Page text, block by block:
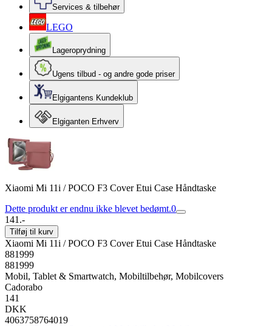
Services & tilbehør
LEGO
Lageroprydning
Ugens tilbud - og andre gode priser
Elgigantens Kundeklub
Elgiganten Erhverv
Xiaomi Mi 11i / POCO F3 Cover Etui Case Håndtaske
Dette produkt er endnu ikke blevet bedømt.0
141.-
Tilføj til kurv
Xiaomi Mi 11i / POCO F3 Cover Etui Case Håndtaske
881999
881999
Mobil, Tablet & Smartwatch, Mobiltilbehør, Mobilcovers
Cadorabo
141
DKK
4063758764019